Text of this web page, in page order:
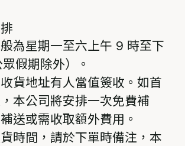
為星期一至六上午 9 時至下
假期除外）。
貨地址有人當值簽收。如首
本公司將安排一次免費補
送或需收取額外費用。
時間，請於下單時備注，本